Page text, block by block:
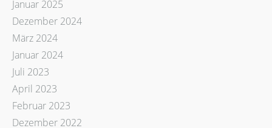
Januar 2025
Dezember 2024
März 2024
Januar 2024
Juli 2023
April 2023
Februar 2023
Dezember 2022